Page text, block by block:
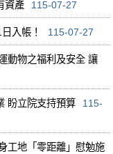
資產 115-07-27
入帳！ 115-07-27
動物之福利及安全 讓
盼立院支持預算
115-
工地「零距離」慰勉施